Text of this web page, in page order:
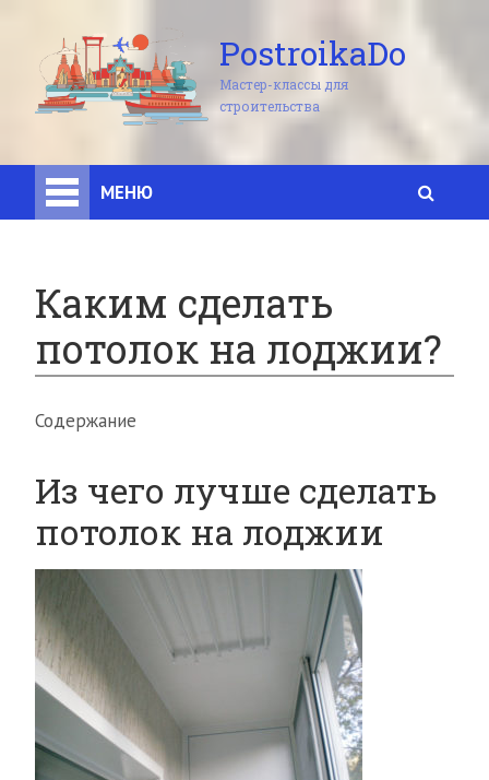
PostroikaDo
Мастер-классы для
строительства
МЕНЮ
Каким сделать
потолок на лоджии?
Содержание
Из чего лучше сделать
потолок на лоджии